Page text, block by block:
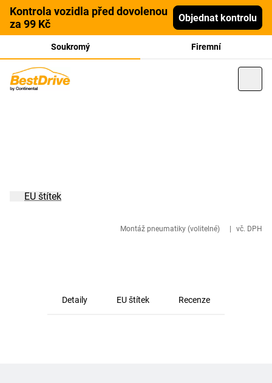
Kontrola vozidla před dovolenou
za 99 Kč
Objednat kontrolu
Soukromý Firemní
Montáž pneumatiky (volitelné) vč. DPH
EU štítek
Detaily EU štítek Recenze